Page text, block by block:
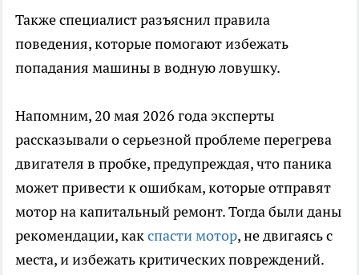
Также специалист разъяснил правила
поведения, которые помогают избежать
попадания машины в водную ловушку.
Напомним, 20 мая 2026 года эксперты
рассказывали о серьезной проблеме перегрева
двигателя в пробке, предупреждая, что паника
может привести к ошибкам, которые отправят
мотор на капитальный ремонт. Тогда были даны
рекомендации, какспасти мотор, не двигаясь с
места, и избежать критических повреждений.